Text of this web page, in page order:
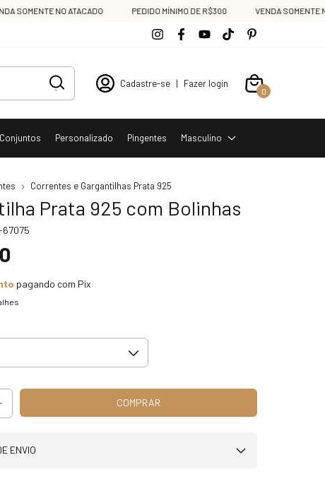
NO ATACADO PEDIDO MÍNIMO DE R$300 VENDA SOMENTE NO
Cadastre-se | Fazer login
0
Conjuntos Personalizado Pingentes Masculino
Correntes e Gargantilhas Prata 925
Prata 925 com Bolinhas
pagando com Pix
ENVIO